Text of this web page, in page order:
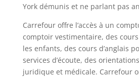
York démunis et ne parlant pas
Carrefour offre l’accès à un
comptoir vestimentaire, des
les enfants, des cours d’anglais
services d’écoute, des
juridique et médicale. Carrefour